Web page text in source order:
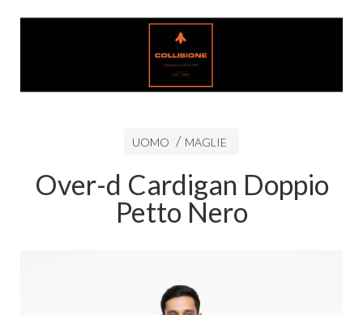
UOMO MAGLIE
Over-d Cardigan Doppio
Petto Nero